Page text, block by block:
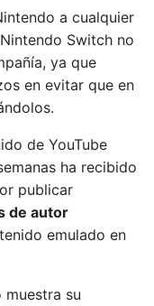
a cualquier
Switch no
ya que
en evitar que en
de YouTube
ha recibido
publicar
de autor
emulado en
su